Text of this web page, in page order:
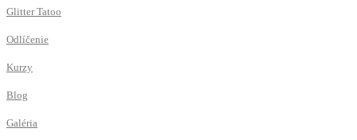
Glitter Tatoo
Odlíčenie
Kurzy
Blog
Galéria